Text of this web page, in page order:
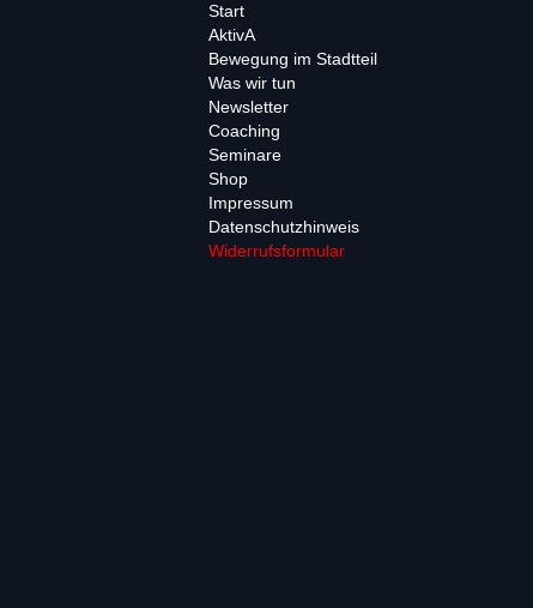
Start
AktivA
Bewegung im Stadtteil
Was wir tun
Newsletter
Coaching
Seminare
Shop
Impressum
Datenschutzhinweis
Widerrufsformular